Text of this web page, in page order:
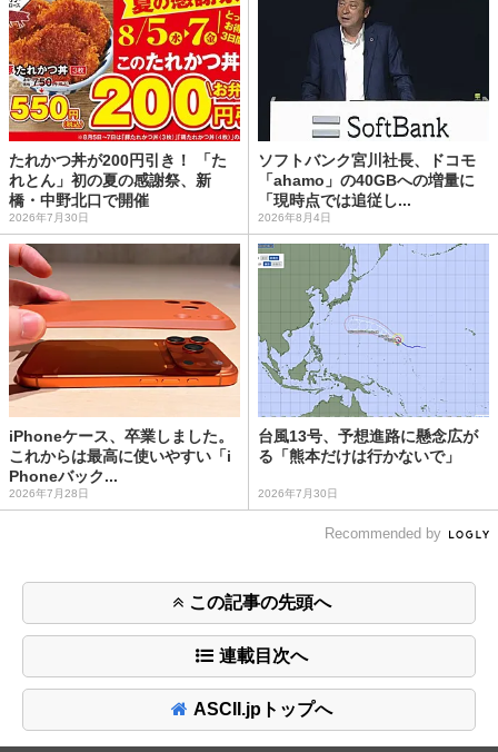
たれかつ丼が200円引き！ 「た
れとん」初の夏の感謝祭、新
橋・中野北口で開催
2026年7月30日
ソフトバンク宮川社長、ドコモ
「ahamo」の40GBへの増量に
「現時点では追従し...
2026年8月4日
iPhoneケース、卒業しました。
これからは最高に使いやすい「i
Phoneバック...
2026年7月28日
台風13号、予想進路に懸念広が
る「熊本だけは行かないで」
2026年7月30日
Recommended by
この記事の先頭へ
連載目次へ
ASCII.jpトップへ